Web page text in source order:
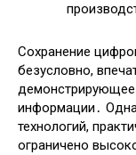
Сохранение
безусловно,
демонстрирующее
информации․
технологий,
ограничено